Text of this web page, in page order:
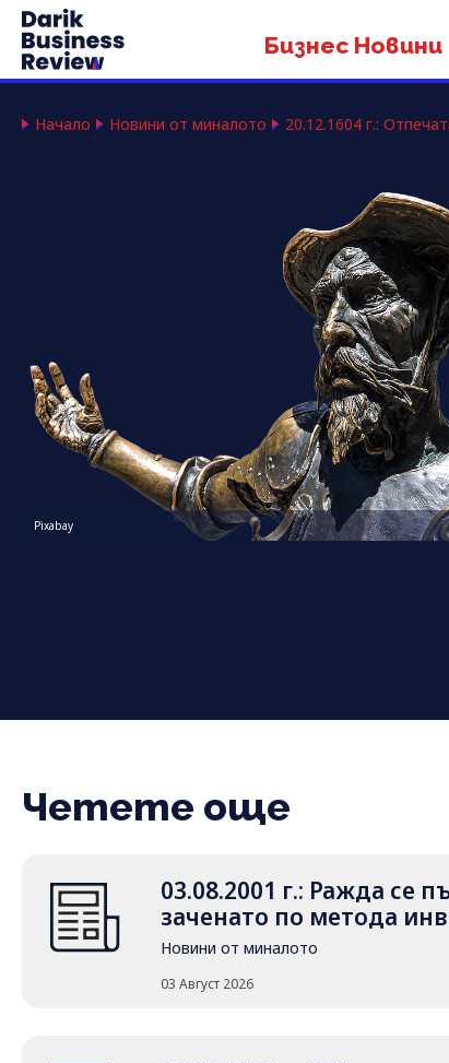
Бизнес Новини
Начало Новини от миналото 20.12.1604 г.:
Pixabay
Четете още
03.08.2001 г.: Ражда се
заченато по метода
Новини от миналото
03 Август 2026